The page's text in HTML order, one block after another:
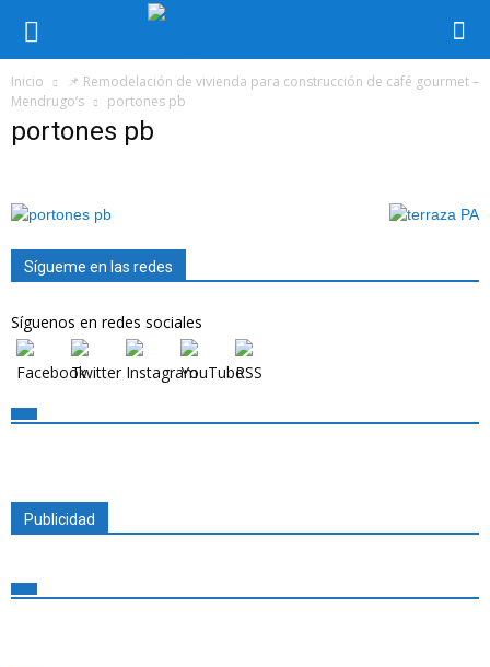
Inicio
📌 Remodelación de vivienda para construcción de café gourmet –
Mendrugo’s
portones pb
portones pb
Sígueme en las redes
Síguenos en redes sociales
Publicidad